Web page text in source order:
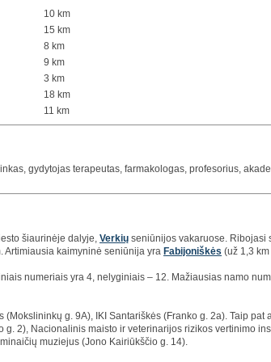
10 km
15 km
8 km
9 km
3 km
18 km
11 km
gydytojas terapeutas, farmakologas, profesorius,
šiaurinėje dalyje, Verkių seniūnijos vakaruose. Ribojasi
Artimiausia kaimyninė seniūnija yra Fabijoniškės (už 1,3
numeriais yra 4, nelyginiais – 12. Mažiausias namo
(Mokslininkų g. 9A), IKI Santariškės (Franko g. 2a). Taip
2), Nacionalinis maisto ir veterinarijos rizikos vertinimo
muziejus (Jono Kairiūkščio g. 14).